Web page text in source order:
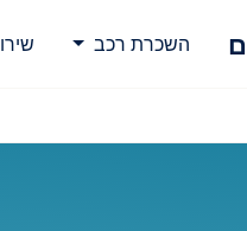
השכרת רכב